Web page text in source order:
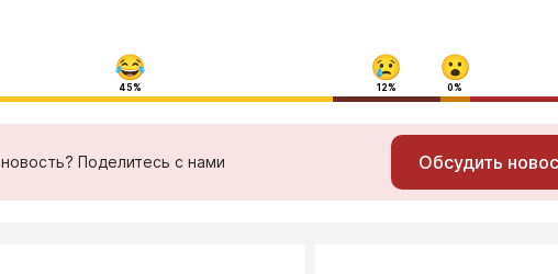
45% 12% 0%
Поделитесь с нами Обсудить